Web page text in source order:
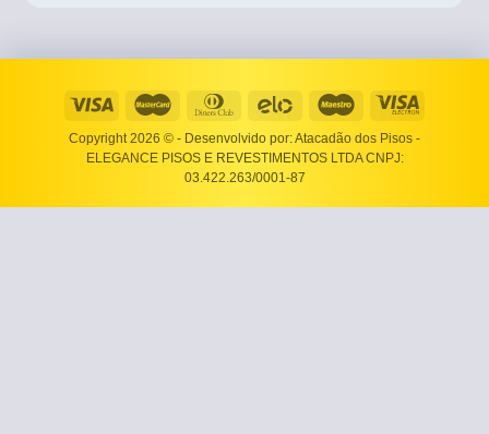
Copyright 2026 © - Desenvolvido por: Atacadão dos Pisos -
ELEGANCE PISOS E REVESTIMENTOS LTDA CNPJ:
03.422.263/0001-87